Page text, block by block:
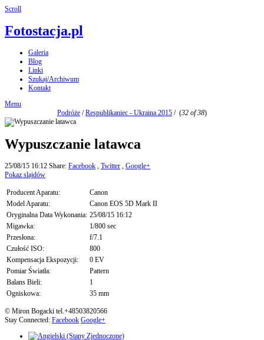
Scroll
Fotostacja.pl
Galeria
Blog
Linki
Szukaj/Archiwum
Kontakt
Menu
Podróże /Respublikaniec - Ukraina 2015 / (32 of 38)
Wypuszczanie latawca
25/08/15 16:12 Share: Facebook , Twitter , Google+
Pokaz slajdów
Producent Aparatu:
Canon
Model Aparatu:
Canon EOS 5D Mark II
Oryginalna Data Wykonania: 25/08/15 16:12
Migawka:
1/800 sec
Przesłona:
f/7.1
Czułość ISO:
800
Kompensacja Ekspozycji:
0 EV
Pomiar Światła:
Pattern
Balans Bieli:
1
Ogniskowa:
35 mm
© Miron Bogacki tel.+48503820566
Stay Connected: Facebook Google+